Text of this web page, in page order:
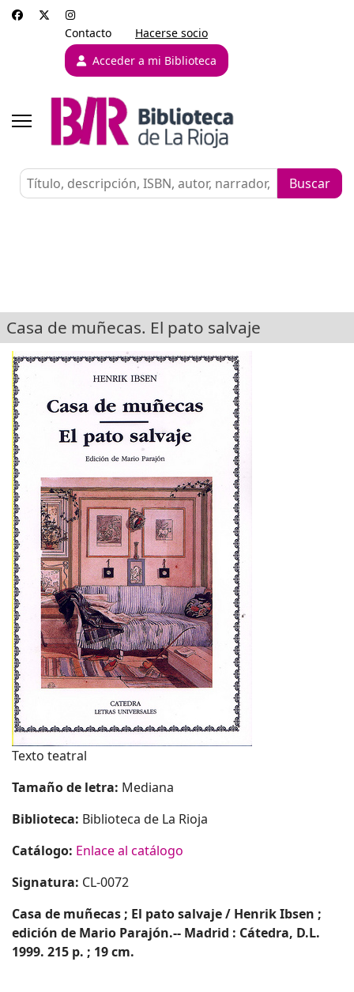
Contacto
Hacerse socio
Acceder a mi Biblioteca
Casa de muñecas. El pato salvaje
Texto teatral
Tamaño de letra: Mediana
Biblioteca: Biblioteca de La Rioja
Catálogo: Enlace al catálogo
Signatura: CL-0072
Casa de muñecas ; El pato salvaje / Henrik Ibsen ;
edición de Mario Parajón.-- Madrid : Cátedra, D.L.
1999. 215 p. ; 19 cm.